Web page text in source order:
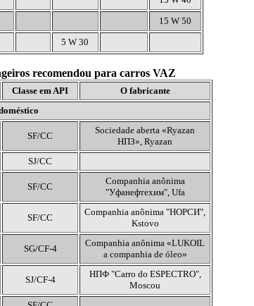
15 W 50
5 W 30
recomendou para carros VAZ
Classe em API
O fabricante
SF/CC
Sociedade aberta «Ryazan
НПЗ», Ryazan
SJ/CC
SF/CC
Companhia anônima
"Уфанефтехим", Ufa
SF/CC
Companhia anônima "НОРСИ",
Kstovo
SG/CF-4
Companhia anônima «LUKOIL
a companhia de óleo»
SJ/CF-4
НПФ"Carro do ESPECTRO",
Moscou